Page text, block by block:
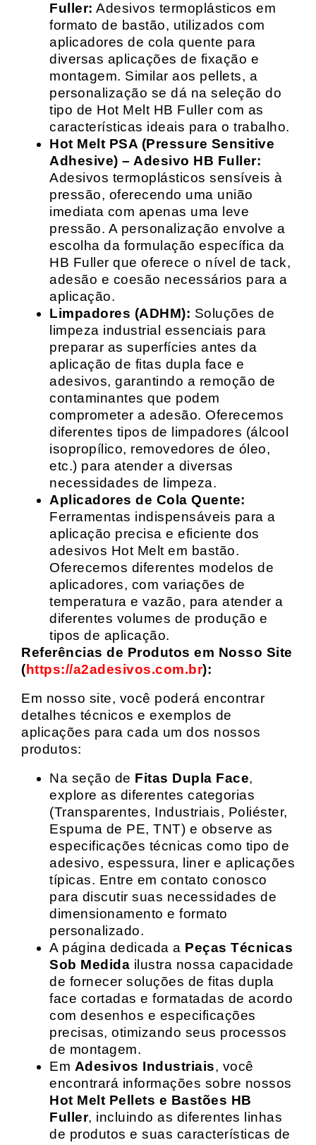
Fuller: Adesivos termoplásticos em
formato de bastão, utilizados com
aplicadores de cola quente para
diversas aplicações de fixação e
montagem. Similar aos pellets, a
personalização se dá na seleção do
tipo de Hot Melt HB Fuller com as
características ideais para o trabalho.
Hot Melt PSA (Pressure Sensitive
Adhesive) – Adesivo HB Fuller:
Adesivos termoplásticos sensíveis à
pressão, oferecendo uma união
imediata com apenas uma leve
pressão. A personalização envolve a
escolha da formulação específica da
HB Fuller que oferece o nível de tack,
adesão e coesão necessários para a
aplicação.
Limpadores (ADHM): Soluções de
limpeza industrial essenciais para
preparar as superfícies antes da
aplicação de fitas dupla face e
adesivos, garantindo a remoção de
contaminantes que podem
comprometer a adesão. Oferecemos
diferentes tipos de limpadores (álcool
isopropílico, removedores de óleo,
etc.) para atender a diversas
necessidades de limpeza.
Aplicadores de Cola Quente:
Ferramentas indispensáveis para a
aplicação precisa e eficiente dos
adesivos Hot Melt em bastão.
Oferecemos diferentes modelos de
aplicadores, com variações de
temperatura e vazão, para atender a
diferentes volumes de produção e
tipos de aplicação.
Referências de Produtos em Nosso Site
(https://a2adesivos.com.br):
Em nosso site, você poderá encontrar
detalhes técnicos e exemplos de
aplicações para cada um dos nossos
produtos:
Na seção de Fitas Dupla Face,
explore as diferentes categorias
(Transparentes, Industriais, Poliéster,
Espuma de PE, TNT) e observe as
especificações técnicas como tipo de
adesivo, espessura, liner e aplicações
típicas. Entre em contato conosco
para discutir suas necessidades de
dimensionamento e formato
personalizado.
A página dedicada a Peças Técnicas
Sob Medida ilustra nossa capacidade
de fornecer soluções de fitas dupla
face cortadas e formatadas de acordo
com desenhos e especificações
precisas, otimizando seus processos
de montagem.
Em Adesivos Industriais, você
encontrará informações sobre nossos
Hot Melt Pellets e Bastões HB
Fuller, incluindo as diferentes linhas
de produtos e suas características de